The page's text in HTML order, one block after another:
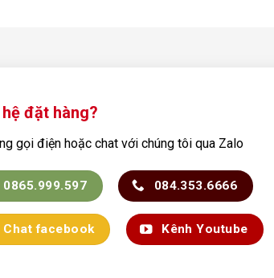
đặt hàng?
gọi điện hoặc chat với chúng tôi qua Zalo
0865.999.597 084.353.6666
Chat facebook Kênh Youtube